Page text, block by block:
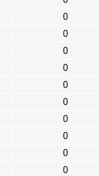
0
0
0
0
0
0
0
0
0
0